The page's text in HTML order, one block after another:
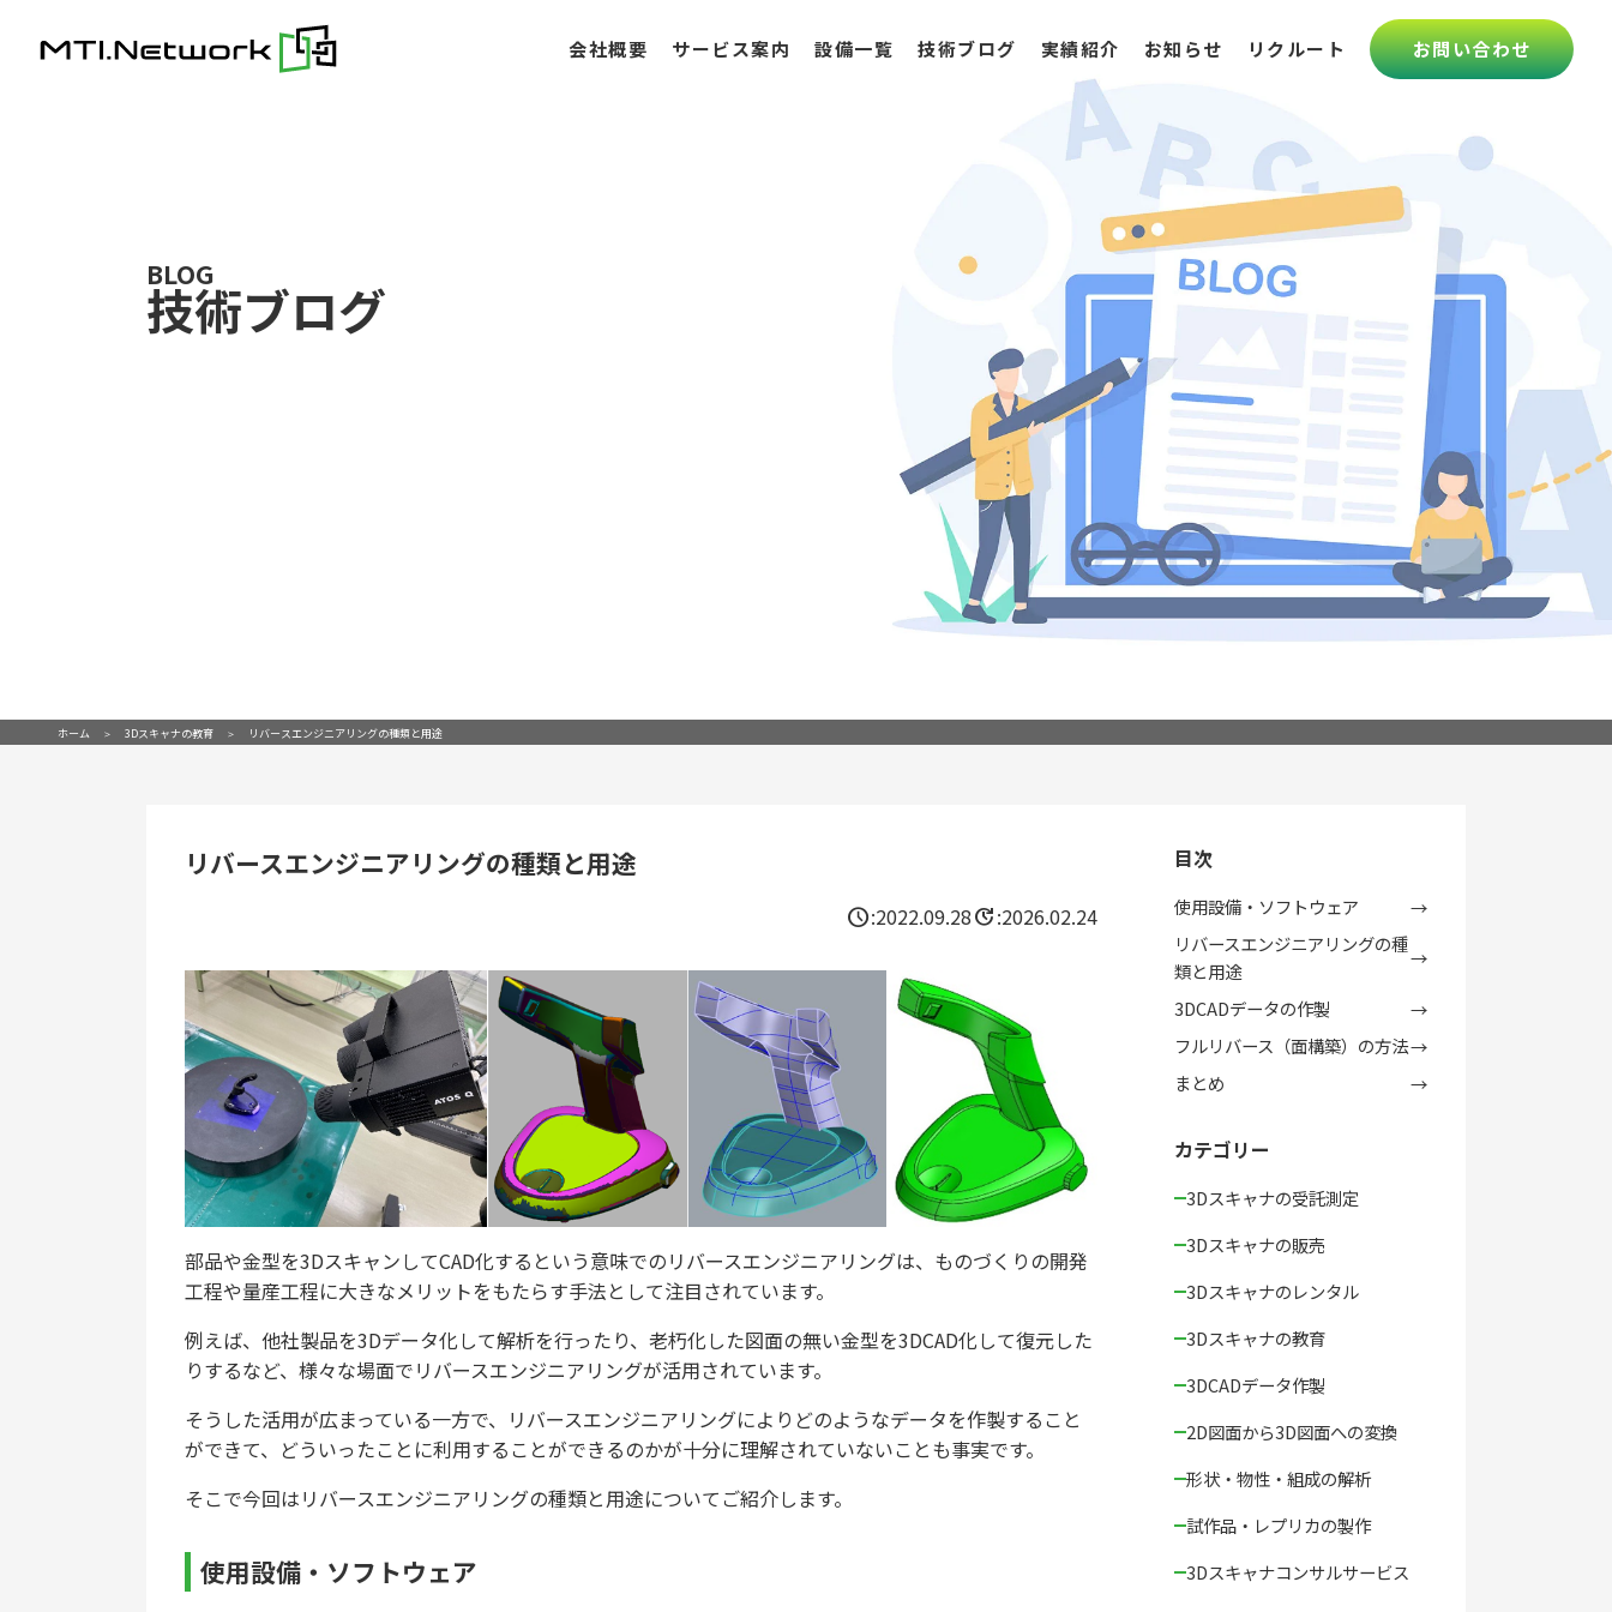
会社概要 サービス案内 設備一覧 技術ブログ 実績紹介 お知らせ リクルート お問い合わせ
BLOG
技術ブログ
ホーム 3Dスキャナの教育 リバースエンジニアリングの種類と用途
リバースエンジニアリングの種類と用途
schedule:2022.09.28update:2026.02.24
部品や金型を3DスキャンしてCAD化するという意味でのリバースエンジニアリングは、ものづくりの開発
工程や量産工程に大きなメリットをもたらす手法として注目されています。
例えば、他社製品を3Dデータ化して解析を行ったり、老朽化した図面の無い金型を3DCAD化して復元した
りするなど、様々な場面でリバースエンジニアリングが活用されています。
そうした活用が広まっている一方で、リバースエンジニアリングによりどのようなデータを作製すること
ができて、どういったことに利用することができるのかが十分に理解されていないことも事実です。
そこで今回はリバースエンジニアリングの種類と用途についてご紹介します。
使用設備・ソフトウェア
目次
使用設備・ソフトウェア
リバースエンジニアリングの種
類と用途
3DCADデータの作製
フルリバース（面構築）の方法
まとめ
カテゴリー
3Dスキャナの受託測定
3Dスキャナの販売
3Dスキャナのレンタル
3Dスキャナの教育
3DCADデータ作製
2D図面から3D図面への変換
形状・物性・組成の解析
試作品・レプリカの製作
3Dスキャナコンサルサービス